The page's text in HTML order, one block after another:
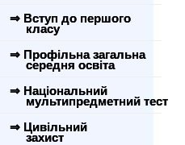
⇒ Вступ до першого
класу
⇒ Профільна загальна
середня освіта
⇒ Національний
мультипредметний тест
⇒ Цивільний
захист